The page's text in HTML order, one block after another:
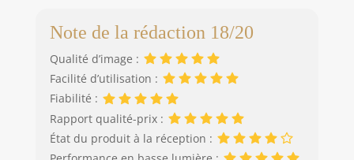
Note de la rédaction 18/20
Qualité d’image :
Facilité d’utilisation :
Fiabilité :
Rapport qualité-prix :
État du produit à la réception :